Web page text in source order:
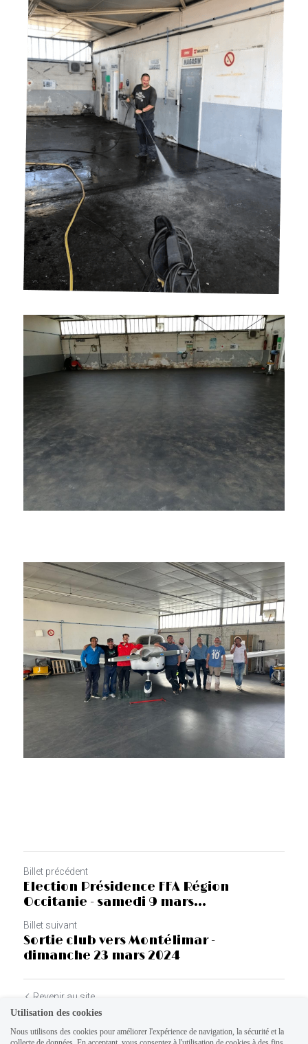
Billet précédent
Election Présidence FFA Région
Occitanie - samedi 9 mars...
Billet suivant
Sortie club vers Montélimar -
dimanche 23 mars 2024
Revenir au site
Utilisation des cookies
Nous utilisons des cookies pour améliorer l'expérience de navigation, la sécurité et la